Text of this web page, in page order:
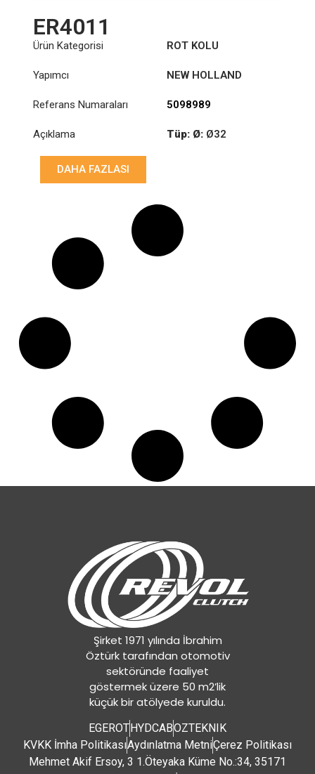
ER4011
Ürün Kategorisi ROT KOLU
Yapımcı NEW HOLLAND
Referans Numaraları 5098989
Açıklama Tüp: Ø: Ø32
DAHA FAZLASI
Şirket 1971 yılında İbrahim
Öztürk tarafından otomotiv
sektöründe faaliyet
göstermek üzere 50 m2’lik
küçük bir atölyede kuruldu.
EGEROTHYDCABOZTEKNIK
KVKK İmha PolitikasıAydınlatma MetniÇerez Politikası
Mehmet Akif Ersoy, 3 1.Öteyaka Küme No.:34, 35171